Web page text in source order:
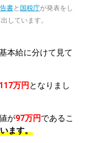
書と 国税庁が発表をし
しています。
本給に分けて見て
117万円 となりまし
が97万円 であるこ
ます。